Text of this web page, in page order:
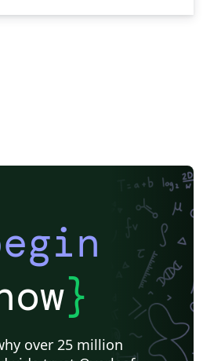
}
over 25 million